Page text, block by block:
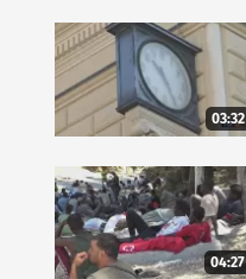
03:32
04:27